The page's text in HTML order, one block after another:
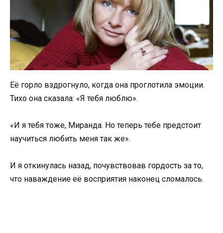
Её горло вздрогнуло, когда она проглотила эмоции.
Тихо она сказала: «Я тебя люблю».
«И я тебя тоже, Миранда. Но теперь тебе предстоит
научиться любить меня так же».
И я откинулась назад, почувствовав гордость за то,
что наваждение её восприятия наконец сломалось.